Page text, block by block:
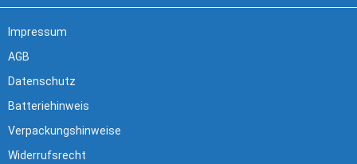
Impressum
AGB
Datenschutz
Batteriehinweis
Verpackungshinweise
Widerrufsrecht